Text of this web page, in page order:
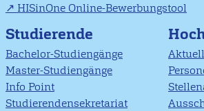
HISinOne Online-Bewerbungstool
Studierende
Bachelor-Studiengänge
Master-Studiengänge
Info Point
Studierendensekretariat